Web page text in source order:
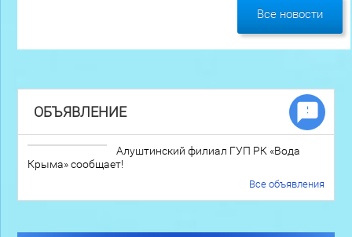
Все новости
ОБЪЯВЛЕНИЕ
Алуштинский филиал ГУП РК «Вода
Крыма» сообщает!
Все объявления